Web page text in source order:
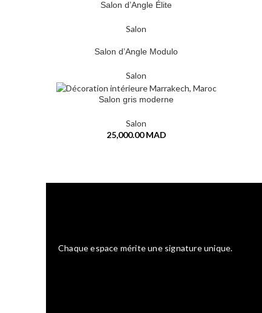
Salon d’Angle Élite
Salon
LIRE LA SUITESalon d’Angle Modulo
Salon
AJOUTER AU PANIERSalon gris moderne
Salon
25,000.00MAD
Chaque espace mérite une signature unique.